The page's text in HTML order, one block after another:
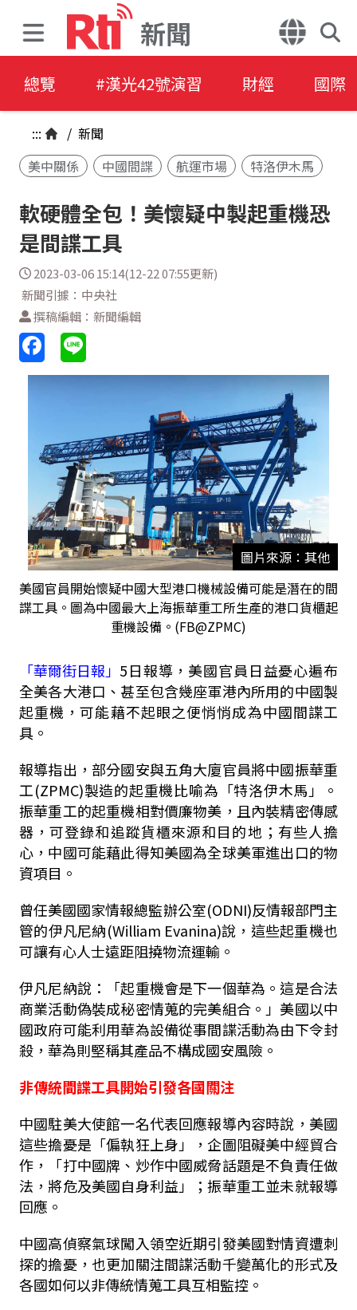
新聞
總覽 #漢光42號演習 財經 國際
::: / 新聞
美中關係
中國間諜 航運市場 特洛伊木馬
軟硬體全包！美懷疑中製起重機恐
是間諜工具
2023-03-06 15:14(12-22 07:55更新)
新聞引據：中央社
撰稿編輯：新聞編輯
圖片來源：其他
美國官員開始懷疑中國大型港口機械設備可能是潛在的間
諜工具。圖為中國最大上海振華重工所生產的港口貨櫃起
重機設備。(FB@ZPMC)
「華爾街日報」 5日報導，美國官員日益憂心遍布
全美各大港口、甚至包含幾座軍港內所用的中國製
起重機，可能藉不起眼之便悄悄成為中國間諜工
具。
報導指出，部分國安與五角大廈官員將中國振華重
工(ZPMC)製造的起重機比喻為「特洛伊木馬」。
振華重工的起重機相對價廉物美，且內裝精密傳感
器，可登錄和追蹤貨櫃來源和目的地；有些人擔
心，中國可能藉此得知美國為全球美軍進出口的物
資項目。
曾任美國國家情報總監辦公室(ODNI)反情報部門主
管的伊凡尼納(William Evanina)說，這些起重機也
可讓有心人士遠距阻撓物流運輸。
伊凡尼納說：「起重機會是下一個華為。這是合法
商業活動偽裝成秘密情蒐的完美組合。」美國以中
國政府可能利用華為設備從事間諜活動為由下令封
殺，華為則堅稱其產品不構成國安風險。
非傳統間諜工具開始引發各國關注
中國駐美大使館一名代表回應報導內容時說，美國
這些擔憂是「偏執狂上身」，企圖阻礙美中經貿合
作，「打中國牌、炒作中國威脅話題是不負責任做
法，將危及美國自身利益」；振華重工並未就報導
回應。
中國高偵察氣球闖入領空近期引發美國對情資遭刺
探的擔憂，也更加關注間諜活動千變萬化的形式及
各國如何以非傳統情蒐工具互相監控。